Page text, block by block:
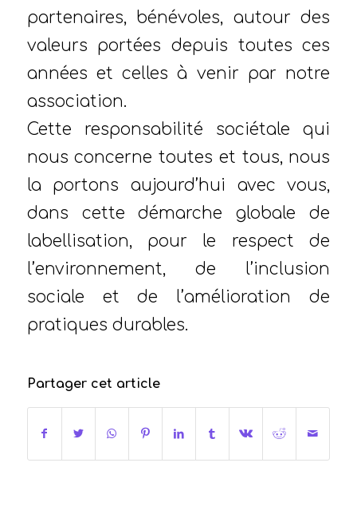
partenaires, bénévoles, autour des
valeurs portées depuis toutes ces
années et celles à venir par notre
association.
Cette responsabilité sociétale qui
nous concerne toutes et tous, nous
la portons aujourd’hui avec vous,
dans cette démarche globale de
labellisation, pour le respect de
l’environnement, de l’inclusion
sociale et de l’amélioration de
pratiques durables.
Partager cet article